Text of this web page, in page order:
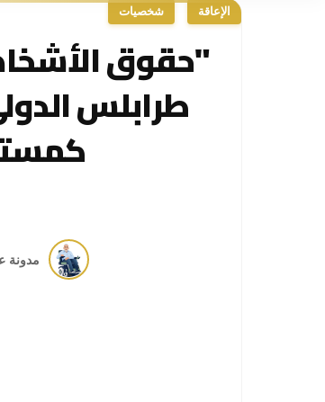
الإعاقة شخصيات
"حقوق
طرابلس
مدونة